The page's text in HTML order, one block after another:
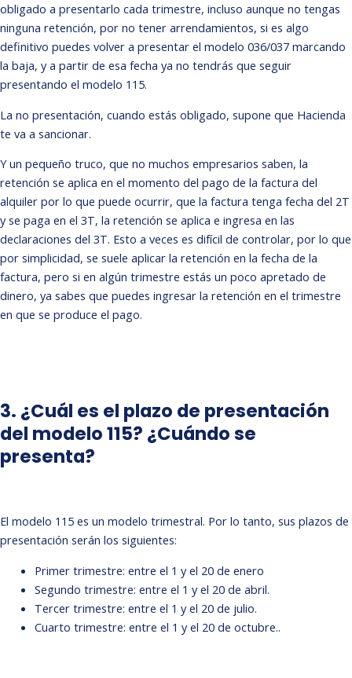
obligado a presentarlo cada trimestre, incluso aunque no tengas
ninguna retención, por no tener arrendamientos, si es algo
definitivo puedes volver a presentar el modelo 036/037 marcando
la baja, y a partir de esa fecha ya no tendrás que seguir
presentando el modelo 115.
La no presentación, cuando estás obligado, supone que Hacienda
te va a sancionar.
Y un pequeño truco, que no muchos empresarios saben, la
retención se aplica en el momento del pago de la factura del
alquiler por lo que puede ocurrir, que la factura tenga fecha del 2T
y se paga en el 3T, la retención se aplica e ingresa en las
declaraciones del 3T. Esto a veces es difícil de controlar, por lo que
por simplicidad, se suele aplicar la retención en la fecha de la
factura, pero si en algún trimestre estás un poco apretado de
dinero, ya sabes que puedes ingresar la retención en el trimestre
en que se produce el pago.
3. ¿Cuál es el plazo de presentación
del modelo 115? ¿Cuándo se
presenta?
El modelo 115 es un modelo trimestral. Por lo tanto, sus plazos de
presentación serán los siguientes:
Primer trimestre: entre el 1 y el 20 de enero
Segundo trimestre: entre el 1 y el 20 de abril.
Tercer trimestre: entre el 1 y el 20 de julio.
Cuarto trimestre: entre el 1 y el 20 de octubre..